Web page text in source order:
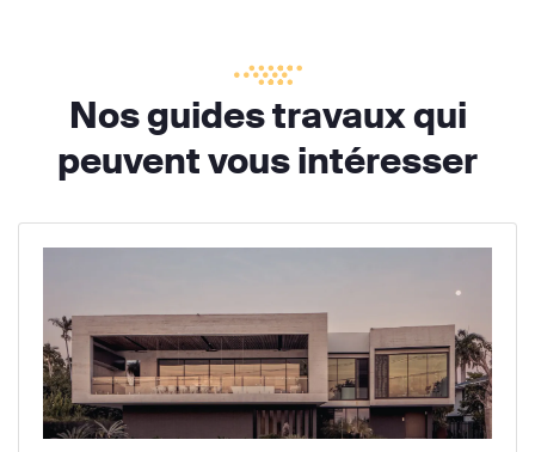
Nos guides travaux qui
peuvent vous intéresser